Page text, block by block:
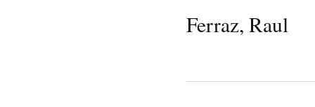
Ferraz, Raul